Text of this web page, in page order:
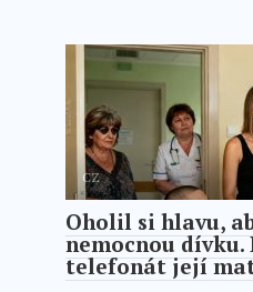
CZ
Oholil si hlavu,
nemocnou dívku.
telefonát její